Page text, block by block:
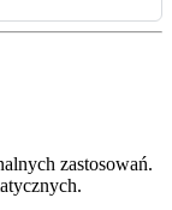
zastosowań.